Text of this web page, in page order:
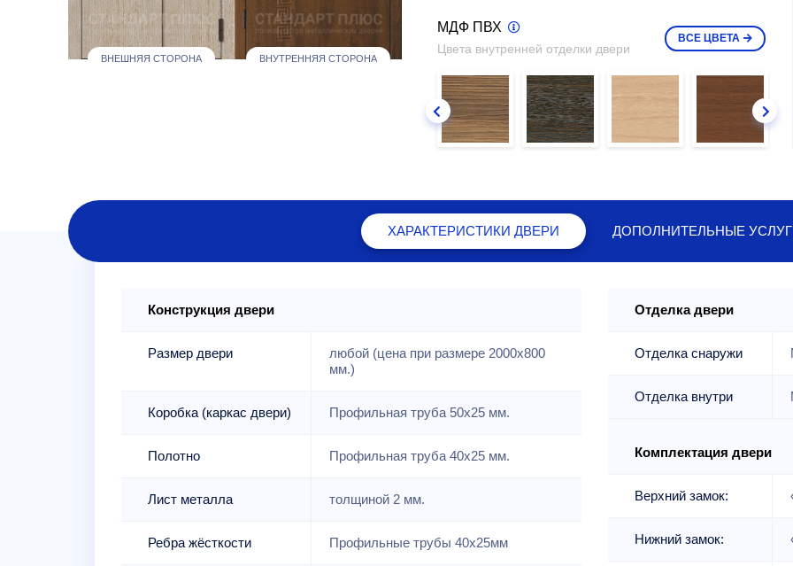
ВНЕШНЯЯ СТОРОНА ВНУТРЕННЯЯ СТОРОНА
МДФ ПВХ
Цвета внутренней отделки двери
ВСЕ ЦВЕТА
ХАРАКТЕРИСТИКИ ДВЕРИ ДОПОЛНИТЕЛЬНЫЕ
Конструкция двери
Размер двери
любой (цена при размере 2000x800
мм.)
Коробка (каркас двери) Профильная труба 50х25 мм.
Полотно Профильная труба 40х25 мм.
Лист металла толщиной 2 мм.
Ребра жёсткости Профильные трубы 40х25мм
Отделка двери
Отделка снаружи
Отделка внутри
Комплектация двери
Верхний замок:
Нижний замок: